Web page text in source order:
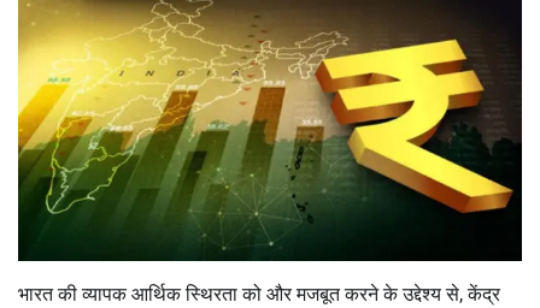
भारत की व्यापक आर्थिक स्थिरता को और मजबूत करने के उद्देश्य से, केंद्र